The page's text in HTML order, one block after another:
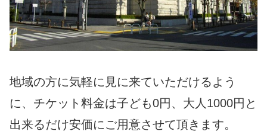
地域の方に気軽に見に来ていただけるよう
に、チケット料金は子ども0円、大人1000円と
出来るだけ安価にご用意させて頂きます。